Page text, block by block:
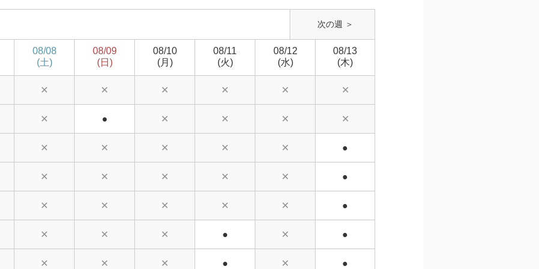
次の週 ＞
08/08
(土)
08/09
(日)
08/10
(月)
08/11
(火)
08/12
(水)
08/13
(木)
✕ ✕ ✕ ✕ ✕ ✕
✕ ● ✕ ✕ ✕ ✕
✕ ✕ ✕ ✕ ✕ ●
✕ ✕ ✕ ✕ ✕ ●
✕ ✕ ✕ ✕ ✕ ●
✕ ✕ ✕ ● ✕ ●
✕ ✕ ✕ ● ✕ ●